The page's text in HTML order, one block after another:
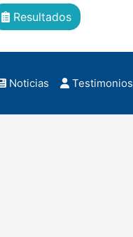
Resultados
Noticias Testimonios